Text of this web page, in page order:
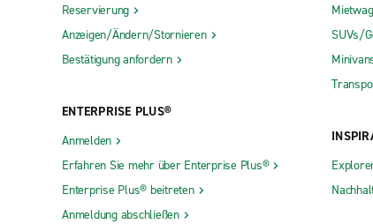
Reservierung
Anzeigen/Ändern/Stornieren
Bestätigung anfordern
ENTERPRISE PLUS®
Anmelden
Erfahren Sie mehr über Enterprise Plus®
Enterprise Plus® beitreten
Anmeldung abschließen
SUVs/